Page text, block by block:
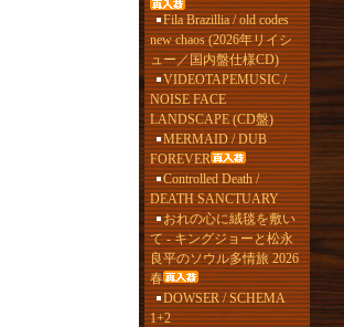
Fila Brazillia / old codes
new chaos (2026年リイシ
ュー／国内盤仕様CD)
VIDEOTAPEMUSIC /
NOISE FACE
LANDSCAPE (CD盤)
MERMAID / DUB
FOREVER
Controlled Death /
DEATH SANCTUARY
おれの心に絨毯を敷い
て - キングジョーと松永
良平のソウル多情旅 2026
春
DOWSER / SCHEMA
1+2